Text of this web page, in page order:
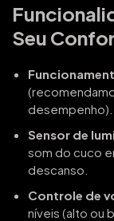
Seu
desempenho).
Sensor de
som do cuco
descanso.
Controle de
níveis (alto ou